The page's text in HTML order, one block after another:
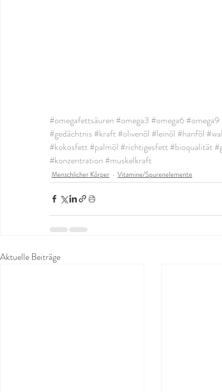
#omegafettsäuren #omega3 #omega6#omega9
#gedächtnis #kraft#olivenöl #leinöl #hanföl
#kokosfett#palmöl #richtigesfett#bioqualität
#konzentration #muskelkraft
Menschlicher Körper Vitamine/Spurenelemente
Aktuelle Beiträge